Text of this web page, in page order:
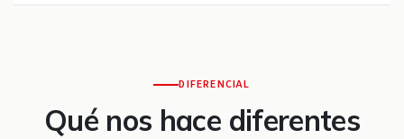
DIFERENCIAL
Qué nos hace diferentes